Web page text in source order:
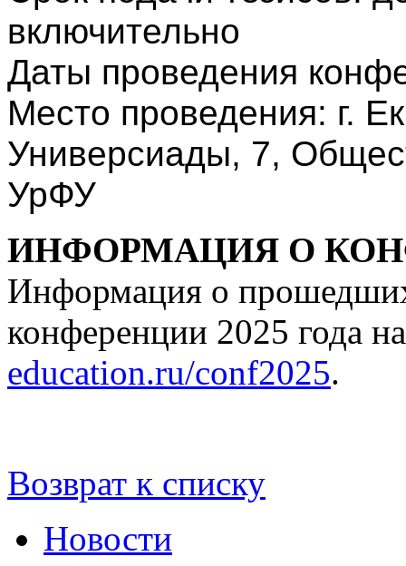
включительно
Даты проведения
Место проведения: г.
Универсиады, 7,
УрФУ
ИНФОРМАЦИЯ О
Информация о
конференции 2025 года
education.ru/conf2025.
Возврат к списку
Новости